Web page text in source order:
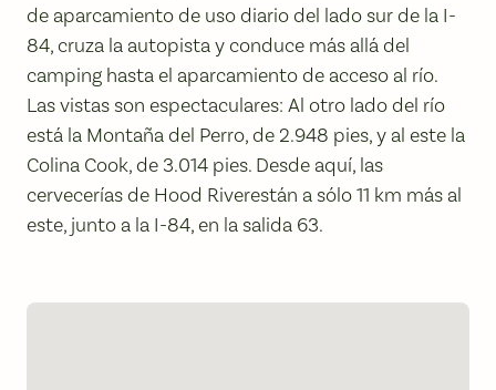
de aparcamiento de uso diario del lado sur de la I-
84, cruza la autopista y conduce más allá del
camping hasta el aparcamiento de acceso al río.
Las vistas son espectaculares: Al otro lado del río
está la Montaña del Perro, de 2.948 pies, y al este la
Colina Cook, de 3.014 pies. Desde aquí, las
cervecerías de Hood Riverestán a sólo 11 km más al
este, junto a la I-84, en la salida 63.